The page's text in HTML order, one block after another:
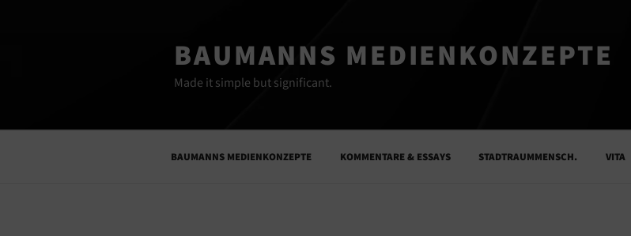
BAUMANNS MEDIENKONZEPTE
Made it simple but significant.
BAUMANNS MEDIENKONZEPTE KOMMENTARE & ESSAYS STADTRAUMMENSCH. VITA